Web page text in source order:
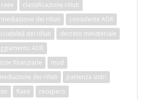
classificazione rifiuti
dei rifiuti
consulente ADR
dei rifiuti
decreto ministeriale
ADR
finanziarie
mud
dei rifiuti
partenza sistri
Raee
recupero